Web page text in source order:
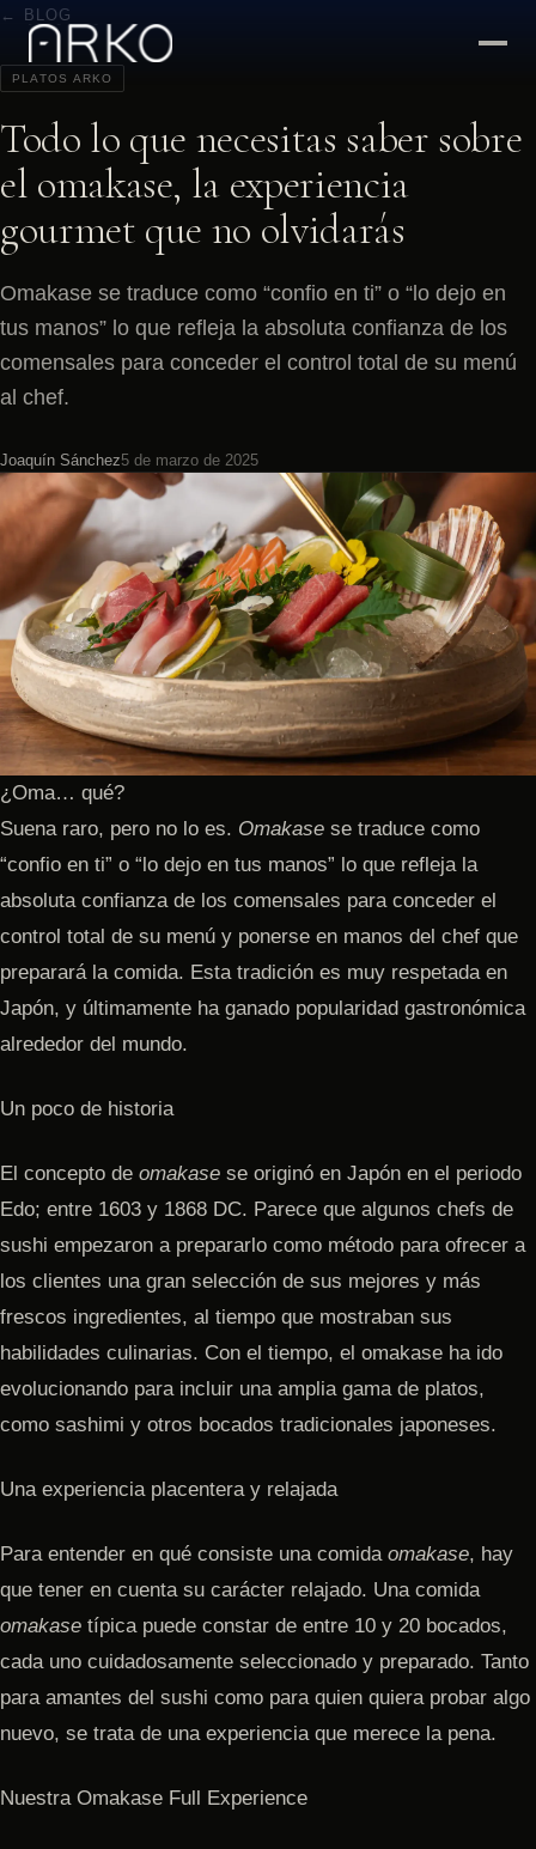
← BLOG
PLATOS ARKO
Todo lo que necesitas saber sobre
el omakase, la experiencia
gourmet que no olvidarás
Omakase se traduce como “confio en ti” o “lo dejo en
tus manos” lo que refleja la absoluta confianza de los
comensales para conceder el control total de su menú
al chef.
Joaquín Sánchez5 de marzo de 2025
¿Oma… qué?
Suena raro, pero no lo es. Omakase se traduce como
“confio en ti” o “lo dejo en tus manos” lo que refleja la
absoluta confianza de los comensales para conceder el
control total de su menú y ponerse en manos del chef que
preparará la comida. Esta tradición es muy respetada en
Japón, y últimamente ha ganado popularidad gastronómica
alrededor del mundo.
Un poco de historia
El concepto de omakase se originó en Japón en el periodo
Edo; entre 1603 y 1868 DC. Parece que algunos chefs de
sushi empezaron a prepararlo como método para ofrecer a
los clientes una gran selección de sus mejores y más
frescos ingredientes, al tiempo que mostraban sus
habilidades culinarias. Con el tiempo, el omakase ha ido
evolucionando para incluir una amplia gama de platos,
como sashimi y otros bocados tradicionales japoneses.
Una experiencia placentera y relajada
Para entender en qué consiste una comida omakase, hay
que tener en cuenta su carácter relajado. Una comida
omakase típica puede constar de entre 10 y 20 bocados,
cada uno cuidadosamente seleccionado y preparado. Tanto
para amantes del sushi como para quien quiera probar algo
nuevo, se trata de una experiencia que merece la pena.
Nuestra Omakase Full Experience